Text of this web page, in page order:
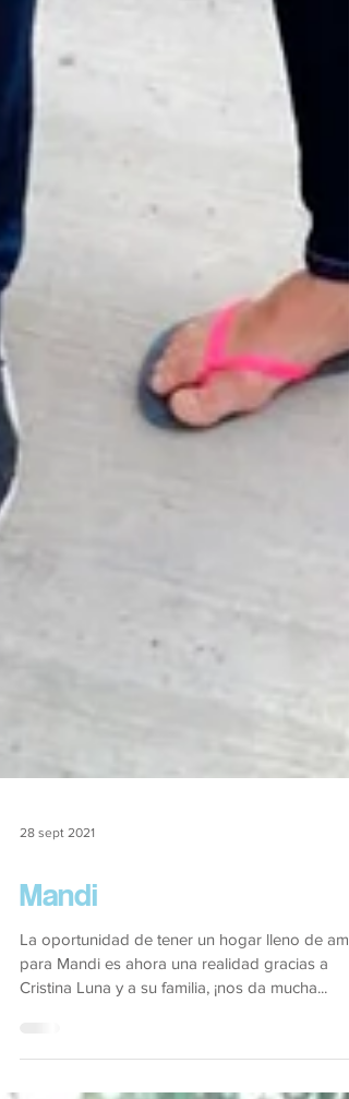
Mandi
La oportunidad de tener un hogar lleno de
para Mandi es ahora una realidad gracias a